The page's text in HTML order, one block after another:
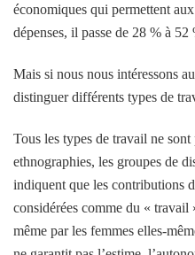
économiques qui permettent
dépenses, il passe de 28 % à 52
Mais si nous nous intéressons
distinguer différents types de
Tous les types de travail ne
ethnographies, les groupes de
indiquent que les contributions
considérées comme du « travail
même par les femmes elles-